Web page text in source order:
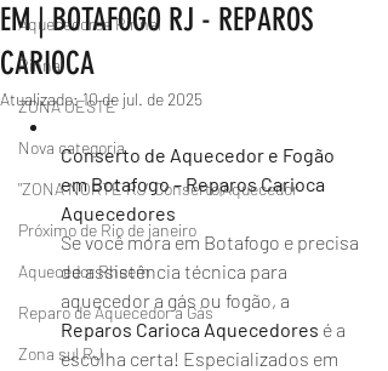
Aquecedores Rinnai
Rinnai
ZONA OESTE
Nova categoria
"ZONA NORTE RJ" Conserto|Aquecedor
Próximo de Rio de janeiro
Aquecedor Rheem
Reparo de Aquecedor a Gás
Zona sul RJ
EM | BOTAFOGO RJ - REPAROS
CARIOCA
Atualizado:10 de jul. de 2025
Conserto de Aquecedor e Fogão
em Botafogo – Reparos Carioca
Aquecedores
Se você mora em Botafogo e precisa
de assistência técnica para
aquecedor a gás ou fogão, a
Reparos Carioca Aquecedores é a
escolha certa! Especializados em